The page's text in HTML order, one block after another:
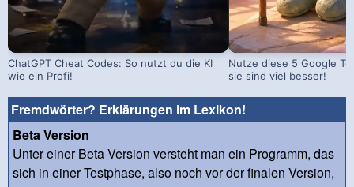
ChatGPT Cheat Codes: So nutzt du die KI
wie ein Profi!
Nutze diese 5 Google
sie sind viel besser!
Fremdwörter? Erklärungen im Lexikon!
Beta Version
Unter einer Beta Version versteht man ein Programm, das
sich in einer Testphase, also noch vor der finalen Version,